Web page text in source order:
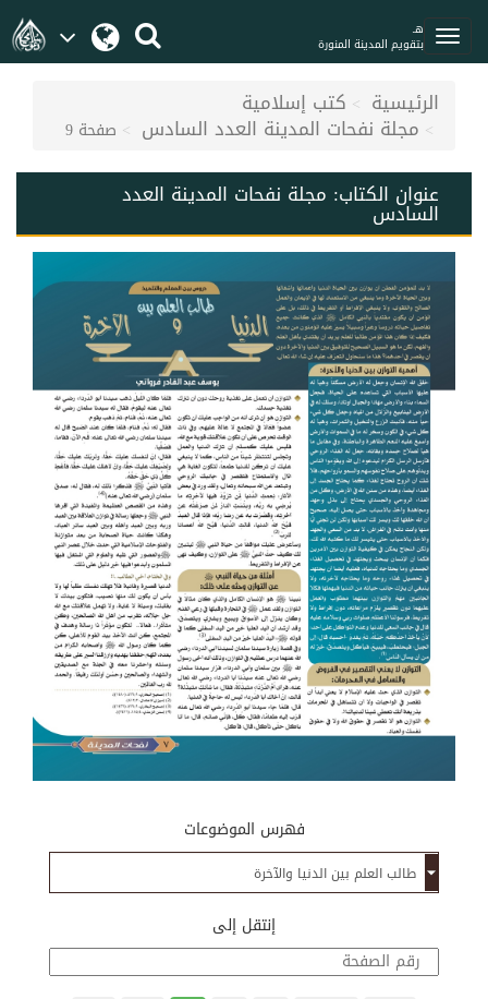
هـ
بتقويم المدينة المنورة
الرئيسية كتب إسلامية
مجلة نفحات المدينة العدد السادس صفحة 9
عنوان الكتاب: مجلة نفحات المدينة العدد
السادس
فهرس الموضوعات
إنتقل إلى